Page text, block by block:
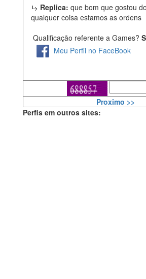
Replica: que bom que gostou
qualquer coisa estamos as ordens
Qualificação referente a Games?
Meu Perfil no FaceBook
Proximo >>
Perfis em outros sites: